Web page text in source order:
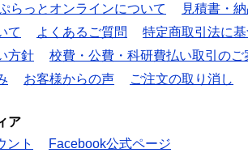
らっとオンラインについて
見積書・
て
よくあるご質問
特定商取引法に
方針
校費・公費・科研費払い取引のご
お客様からの声 ご注文の取り消し
ア
ント
Facebook公式ページ